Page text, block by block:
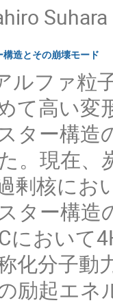
Suhara
造とその崩壊モード
ルファ粒
て高い変
ター構造
。現在、
剰核にお
ター構
において
化分子動
励起エ